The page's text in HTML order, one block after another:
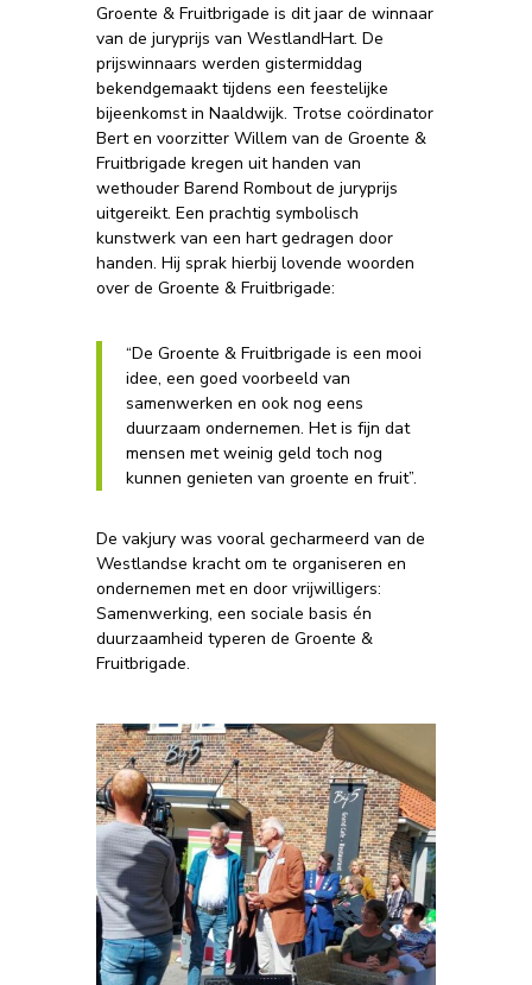
Groente & Fruitbrigade is dit jaar de winnaar
van de juryprijs van WestlandHart. De
prijswinnaars werden gistermiddag
bekendgemaakt tijdens een feestelijke
bijeenkomst in Naaldwijk. Trotse coördinator
Bert en voorzitter Willem van de Groente &
Fruitbrigade kregen uit handen van
wethouder Barend Rombout de juryprijs
uitgereikt. Een prachtig symbolisch
kunstwerk van een hart gedragen door
handen. Hij sprak hierbij lovende woorden
over de Groente & Fruitbrigade:
“De Groente & Fruitbrigade is een mooi
idee, een goed voorbeeld van
samenwerken en ook nog eens
duurzaam ondernemen. Het is fijn dat
mensen met weinig geld toch nog
kunnen genieten van groente en fruit”.
De vakjury was vooral gecharmeerd van de
Westlandse kracht om te organiseren en
ondernemen met en door vrijwilligers:
Samenwerking, een sociale basis én
duurzaamheid typeren de Groente &
Fruitbrigade.